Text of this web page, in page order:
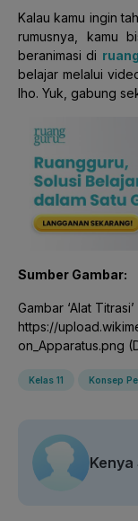
Kalau kamu ingin
rumusnya, kamu
beranimasi di
belajar melalui
lho. Yuk, gabung
Sumber Gambar:
Gambar ‘Alat
https://
on_Apparatus.png
Kelas 11 Konsep